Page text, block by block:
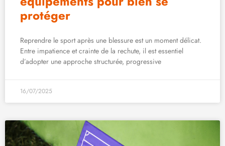
protéger
Reprendre le sport après une blessure est un moment délicat.
Entre impatience et crainte de la rechute, il est essentiel
d’adopter une approche structurée, progressive
16/07/2025